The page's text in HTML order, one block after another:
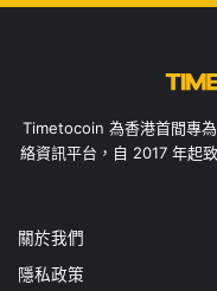
Timetocoin 為香港首間專
絡資訊平台，自 2017 年起
關於我們
隱私政策